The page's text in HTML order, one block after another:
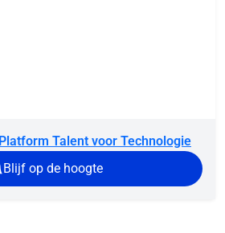
Platform Talent voor Technologie
Blijf op de hoogte